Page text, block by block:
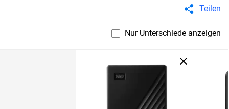
Teilen
Nur Unterschiede anzeigen